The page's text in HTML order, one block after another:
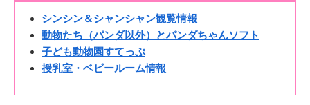
シンシン＆シャンシャン観覧情報
動物たち（パンダ以外）とパンダちゃんソフト
子ども動物園すてっぷ
授乳室・ベビールーム情報